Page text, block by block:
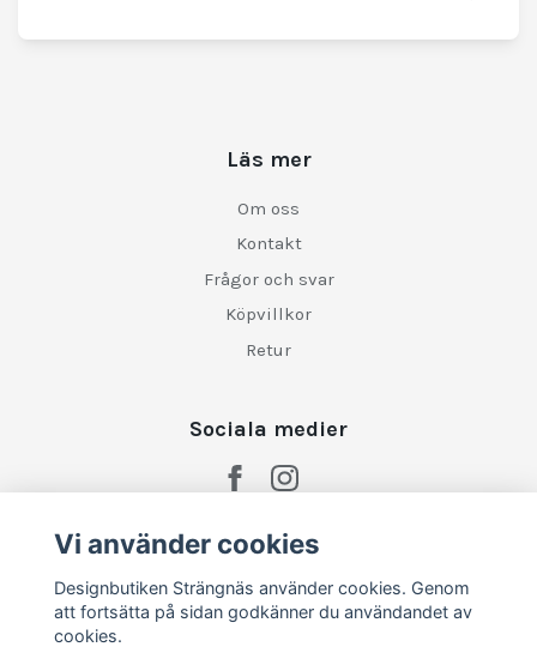
Läs mer
Om oss
Kontakt
Frågor och svar
Köpvillkor
Retur
Sociala medier
Vi använder cookies
Designbutiken Strängnäs använder cookies. Genom
att fortsätta på sidan godkänner du användandet av
cookies.